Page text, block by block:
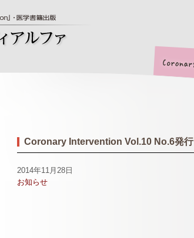
Coronary Intervention Vol.10 No.6発行
2014年11月28日
お知らせ